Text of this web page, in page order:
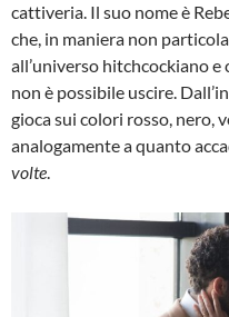
cattiveria. Il suo nome è
che, in maniera non
all’universo hitchcockiano e
non è possibile uscire.
gioca sui colori rosso, nero,
analogamente a quanto
volte.